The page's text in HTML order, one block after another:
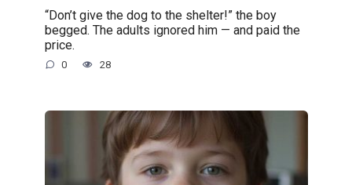
“Don’t give the dog to the shelter!” the boy
begged. The adults ignored him — and paid the
price.
0 28